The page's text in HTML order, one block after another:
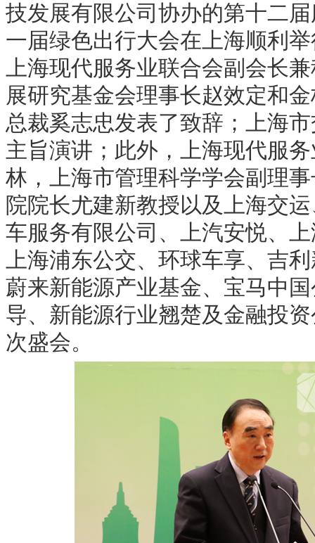
技发展有限公司协办的第十二
一届绿色出行大会在上海顺利
上海现代服务业联合会副会长
展研究基金会理事长赵效定和
总裁奚志忠发表了致辞；上海
主旨演讲；此外，上海现代服
林，上海市管理科学学会副理
院院长尤建新教授以及上海交
车服务有限公司、上汽安悦、
上海浦东公交、环球车享、吉
蔚来新能源产业基金、宝马中
导、新能源行业翘楚及金融投
次盛会。